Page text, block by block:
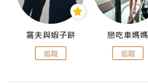
窩夫與蝦子餅
追蹤
戀吃車媽媽
追蹤